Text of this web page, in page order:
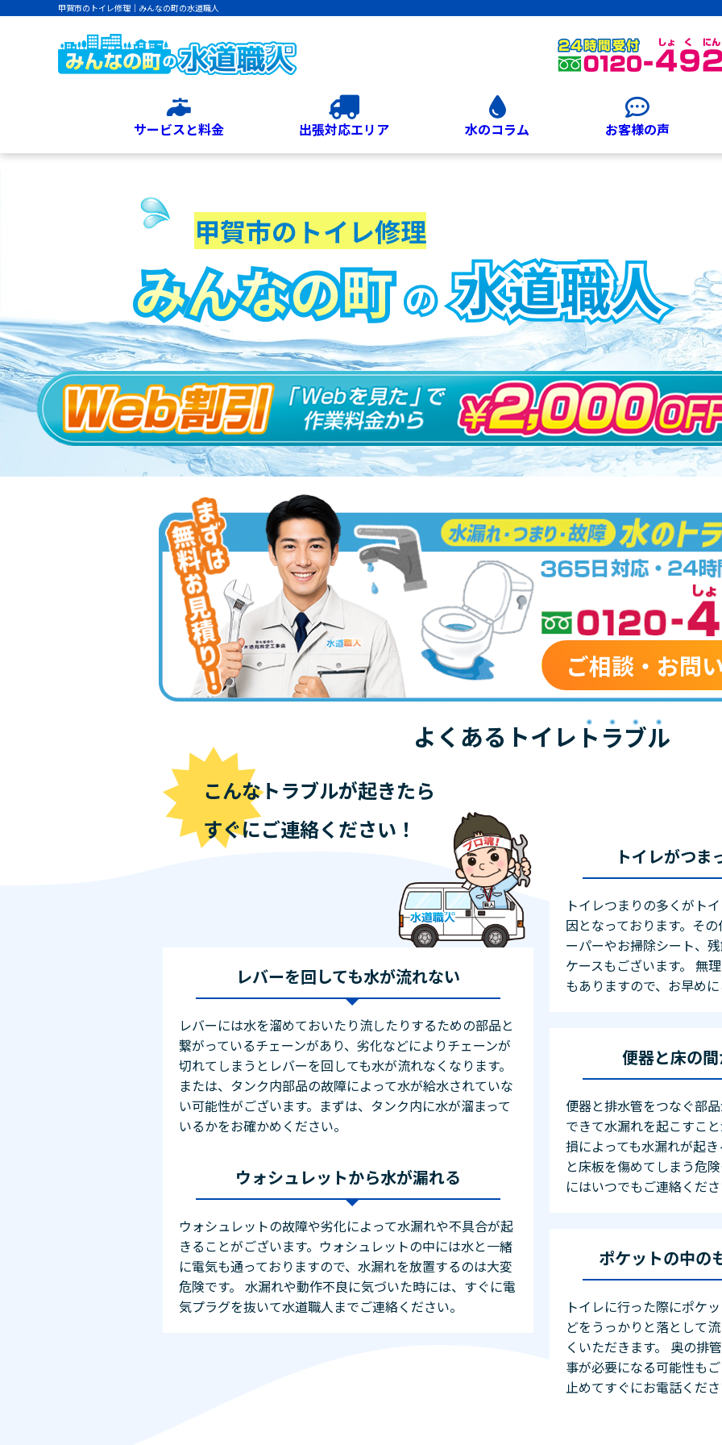
甲賀市のトイレ修理｜みんなの町の水道職人
サービスと料金 出張対応エリア 水のコラム お客様の声
甲賀市のトイレ修理
ご相談・お問
よくあるトイレ トラブル
こんなトラブルが起きたら
すぐにご連絡ください！
トイレがつま
トイレつまりの多くがト
因となっております。そ
ーパーやお掃除シート、
ケースもございます。 無
もありますので、お早め
レバーを回しても水が流れない
レバーには水を溜めておいたり流したりするための部品と
繋がっているチェーンがあり、劣化などによりチェーンが
切れてしまうとレバーを回しても水が流れなくなります。
または、タンク内部品の故障によって水が給水されていな
い可能性がございます。まずは、タンク内に水が溜まって
いるかをお確かめください。
便器と床の
便器と排水管をつなぐ部
できて水漏れを起こすこ
損によっても水漏れが起
と床板を傷めてしまう危
にはいつでもご連絡くだ
ウォシュレットから水が漏れる
ウォシュレットの故障や劣化によって水漏れや不具合が起
きることがございます。ウォシュレットの中には水と一緒
に電気も通っておりますので、水漏れを放置するのは大変
危険です。 水漏れや動作不良に気づいた時には、すぐに電
気プラグを抜いて水道職人までご連絡ください。
ポケットの中の
トイレに行った際にポケ
どをうっかりと落として
くいただきます。 奥の排
事が必要になる可能性も
止めてすぐにお電話くだ